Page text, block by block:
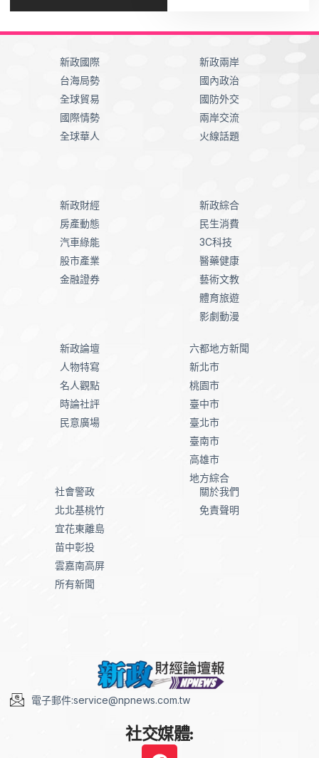
新政國際
台海局勢
全球貿易
國際情勢
全球華人
新政兩岸
國內政治
國防外交
兩岸交流
火線話題
新政財經
房產動態
汽車綠能
股市產業
金融證券
新政綜合
民生消費
3C科技
醫藥健康
藝術文教
體育旅遊
影劇動漫
新政論壇
人物特寫
名人觀點
時論社評
民意廣場
六都地方新聞
新北市
桃園市
臺中市
臺北市
臺南市
高雄市
地方綜合
社會警政
北北基桃竹
宜花東離島
苗中彰投
雲嘉南高屏
所有新聞
關於我們
免責聲明
電子郵件:service@npnews.com.tw
社交媒體: